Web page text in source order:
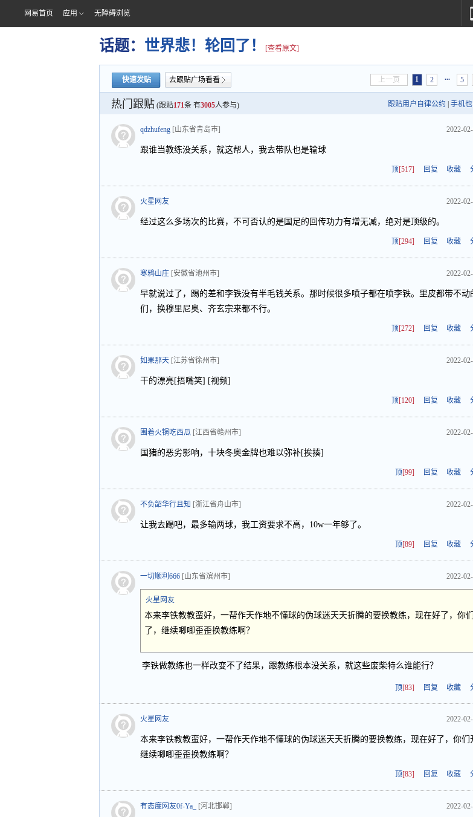
网易首页 应用 无障碍浏览
话题： 世界悲！轮回了！ [查看原文]
快速发贴 去跟贴广场看看 上一页 1 2 ... 5
热门跟贴 (跟贴171条 有3005人参与) 跟贴用户自律公约 手机
qdzhufeng [山东省青岛市] 2022-
跟谁当教练没关系，就这帮人，我去带队也是输球
顶[517] 回复 收藏
火星网友 2022-
经过这么多场次的比赛，不可否认的是国足的回传功力有增无减，绝对是顶级的。
顶[294] 回复 收藏
寒鸦山庄 [安徽省池州市] 2022-
早就说过了，踢的差和李铁没有半毛钱关系。那时候很多喷子都在喷李铁。里皮都带不动
们，换穆里尼奥、齐玄宗来都不行。
顶[272] 回复 收藏
如果那天 [江苏省徐州市] 2022-
干的漂亮[捂嘴笑] [视频]
顶[120] 回复 收藏
围着火锅吃西瓜 [江西省赣州市] 2022-
国猪的恶劣影响，十块冬奥金牌也难以弥补[挨揍]
顶[99] 回复 收藏
不负韶华行且知 [浙江省舟山市] 2022-
让我去踢吧，最多输两球，我工资要求不高，10w一年够了。
顶[89] 回复 收藏
一切顺利666 [山东省滨州市] 2022-
火星网友
本来李铁教教蛮好，一帮作天作地不懂球的伪球迷天天折腾的要换教练，现在好了，你
了，继续唧唧歪歪换教练啊？
李铁做教练也一样改变不了结果，跟教练根本没关系，就这些废柴特么谁能行？
顶[83] 回复 收藏
火星网友 2022-
本来李铁教教蛮好，一帮作天作地不懂球的伪球迷天天折腾的要换教练，现在好了，你们
继续唧唧歪歪换教练啊？
顶[83] 回复 收藏
有态度网友0f-Ya_ [河北邯郸] 2022-